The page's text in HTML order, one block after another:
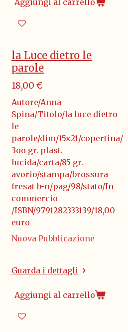
la Luce dietro le
parole
18,00 €
Autore/Anna
Spina/Titolo/la luce dietro
le
parole/dim/15x21/copertina/
3oo gr. plast.
lucida/carta/85 gr.
avorio/stampa/brossura
fresat b-n/pag/98/stato/In
commercio
/ISBN/9791282333139/18,00
euro
Nuova Pubblicazione
Guarda i dettagli
Aggiungi al carrello